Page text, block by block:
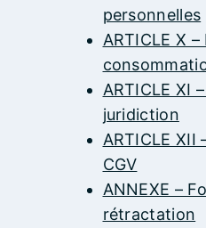
personnelles
ARTICLE X
ARTICLE XI
juridiction
ARTICLE
CGV
ANNEXE –
rétractation